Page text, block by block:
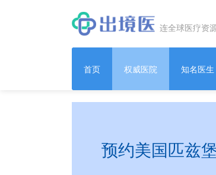
连全球医疗资
首页 权威医院 知名医生
预约美国匹兹